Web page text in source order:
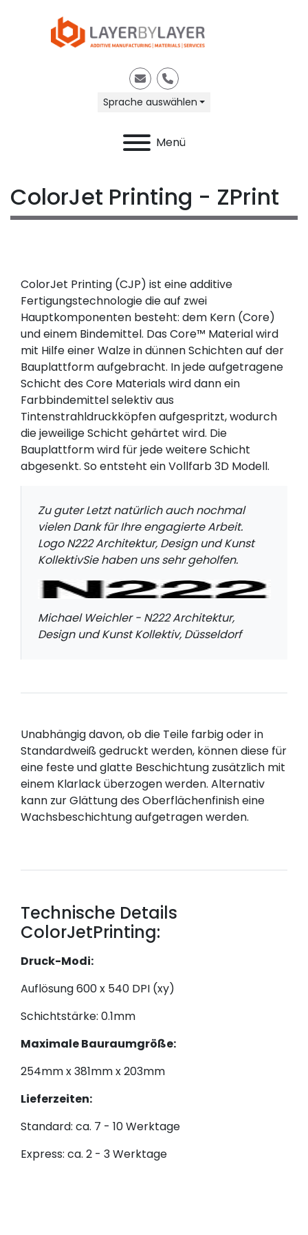
E-MailTelefon
Sprache auswählen
Menü
ColorJet Printing - ZPrint
ColorJet Printing (CJP) ist eine additive
Fertigungstechnologie die auf zwei
Hauptkomponenten besteht: dem Kern (Core)
und einem Bindemittel. Das Core™ Material wird
mit Hilfe einer Walze in dünnen Schichten auf der
Bauplattform aufgebracht. In jede aufgetragene
Schicht des Core Materials wird dann ein
Farbbindemittel selektiv aus
Tintenstrahldruckköpfen aufgespritzt, wodurch
die jeweilige Schicht gehärtet wird. Die
Bauplattform wird für jede weitere Schicht
abgesenkt. So entsteht ein Vollfarb 3D Modell.
Zu guter Letzt natürlich auch nochmal
vielen Dank für Ihre engagierte Arbeit.
Logo N222 Architektur, Design und Kunst
KollektivSie haben uns sehr geholfen.
Michael Weichler - N222 Architektur,
Design und Kunst Kollektiv, Düsseldorf
Unabhängig davon, ob die Teile farbig oder in
Standardweiß gedruckt werden, können diese für
eine feste und glatte Beschichtung zusätzlich mit
einem Klarlack überzogen werden. Alternativ
kann zur Glättung des Oberflächenfinish eine
Wachsbeschichtung aufgetragen werden.
Technische Details
ColorJetPrinting:
Druck-Modi:
Auflösung 600 x 540 DPI (xy)
Schichtstärke: 0.1mm
Maximale Bauraumgröße:
254mm x 381mm x 203mm
Lieferzeiten:
Standard: ca. 7 - 10 Werktage
Express: ca. 2 - 3 Werktage